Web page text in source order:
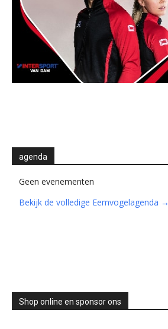
agenda
Geen evenementen
Bekijk de volledige Eemvogelagenda →
Shop online en sponsor ons